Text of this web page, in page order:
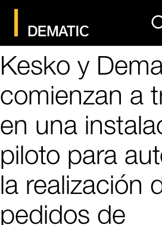
Kesko y
comienzan a
en una
piloto para
la realización
pedidos de